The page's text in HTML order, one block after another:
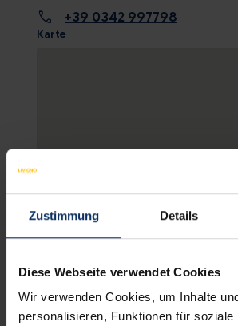
Zustimmung Details
Diese Webseite verwendet Cookies
Wir verwenden Cookies, um Inhalte
personalisieren, Funktionen für soziale
call +39 0342 997798
Karte